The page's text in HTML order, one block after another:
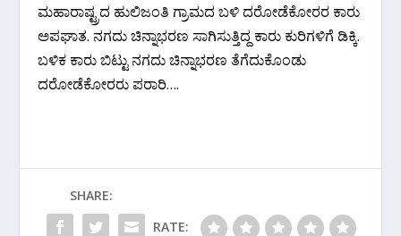
ಮಹಾರಾಷ್ಟ್ರದ ಹುಲಿಜಂತಿ ಗ್ರಾಮದ ಬಳಿ ದರೋಡೆಕೋರರ ಕಾರು
ಅಪಘಾತ. ನಗದು ಚಿನ್ನಾಭರಣ ಸಾಗಿಸುತ್ತಿದ್ದ ಕಾರು ಕುರಿಗಳಿಗೆ ಡಿಕ್ಕಿ.
ಬಳಿಕ ಕಾರು ಬಿಟ್ಟು ನಗದು ಚಿನ್ನಾಭರಣ ತೆಗೆದುಕೊಂಡು
ದರೋಡೆಕೋರರು ಪರಾರಿ….
SHARE:
RATE: